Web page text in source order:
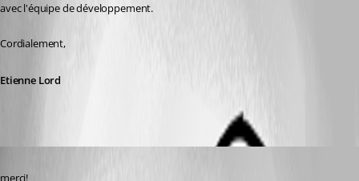
avec l'équipe de développement.
Cordialement,
Etienne Lord
merci!